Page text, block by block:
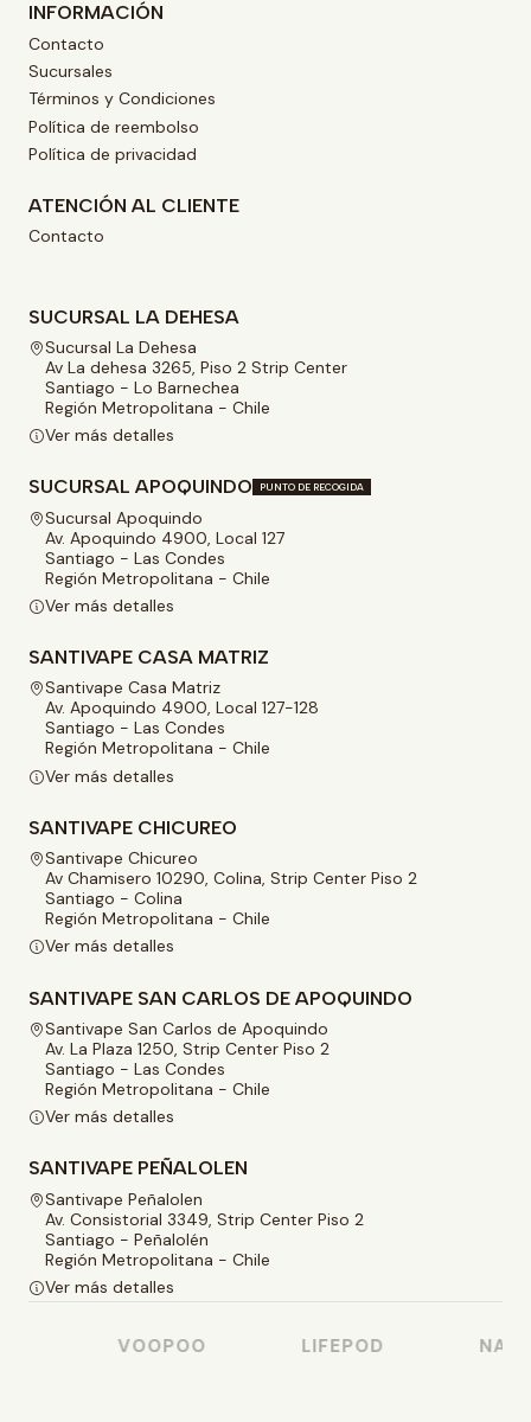
INFORMACIÓN
Contacto
Sucursales
Términos y Condiciones
Política de reembolso
Política de privacidad
ATENCIÓN AL CLIENTE
Contacto
SUCURSAL LA DEHESA
Sucursal La Dehesa
Av La dehesa 3265, Piso 2 Strip Center
Santiago - Lo Barnechea
Región Metropolitana - Chile
Ver más detalles
SUCURSAL APOQUINDO PUNTO DE RECOGIDA
Sucursal Apoquindo
Av. Apoquindo 4900, Local 127
Santiago - Las Condes
Región Metropolitana - Chile
Ver más detalles
SANTIVAPE CASA MATRIZ
Santivape Casa Matriz
Av. Apoquindo 4900, Local 127-128
Santiago - Las Condes
Región Metropolitana - Chile
Ver más detalles
SANTIVAPE CHICUREO
Santivape Chicureo
Av Chamisero 10290, Colina, Strip Center Piso 2
Santiago - Colina
Región Metropolitana - Chile
Ver más detalles
SANTIVAPE SAN CARLOS DE APOQUINDO
Santivape San Carlos de Apoquindo
Av. La Plaza 1250, Strip Center Piso 2
Santiago - Las Condes
Región Metropolitana - Chile
Ver más detalles
SANTIVAPE PEÑALOLEN
Santivape Peñalolen
Av. Consistorial 3349, Strip Center Piso 2
Santiago - Peñalolén
Región Metropolitana - Chile
Ver más detalles
VOOPOO LIFEPOD